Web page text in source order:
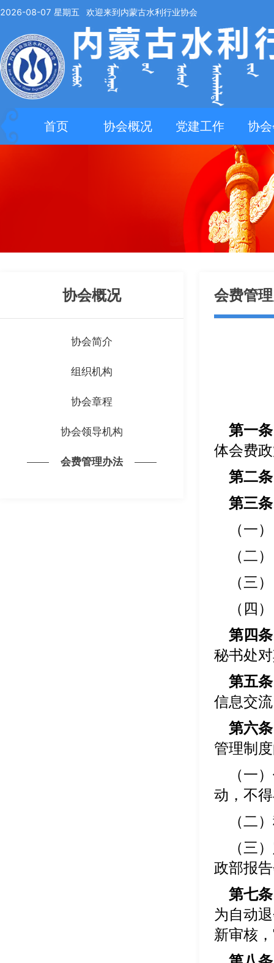
2026-08-07 星期五 欢迎来到内蒙古水利行业协会
首页 协会概况 党建工作 协
协会概况
协会简介
组织机构
协会章程
协会领导机构
会费管理办法
会费管
第一条
体会费
第二条
第三条
（一）
（二）
（三）
（四）
第四条
秘书处
第五条
信息交
第六条
管理制
（一）
动，不
（二）
（三）
政部报
第七条
为自动
新审核